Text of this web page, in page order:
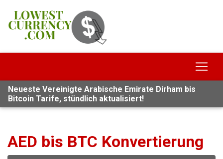
Neueste Vereinigte Arabische Emirate Dirham bis
Bitcoin Tarife, stündlich aktualisiert!
AED bis BTC Konvertierung